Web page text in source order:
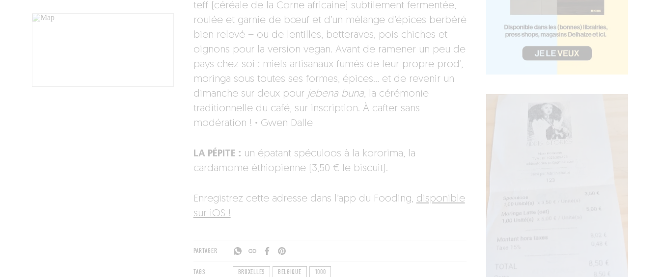
teff (céréale de la Corne africaine) subtilement fermentée,
roulée et garnie de bœuf et d’un mélange d’épices berbéré
bien relevé – ou de lentilles, betteraves, pois chiches et
oignons pour la version vegan. Avant de ramener un peu de
pays chez soi : miels artisanaux fumés de leur propre prod’,
moringa sous toutes ses formes, épices… et de revenir un
dimanche sur deux pour jebena buna, la cérémonie
traditionnelle du café, sur inscription. À cafter sans
modération ! · Gwen Dalle
LA PÉPITE : un épatant spéculoos à la kororima, la
cardamome éthiopienne (3,50 € le biscuit).
Enregistrez cette adresse dans l’app du Fooding, disponible
sur iOS !
PARTAGER
TAGS BRUXELLES BELGIQUE 1000